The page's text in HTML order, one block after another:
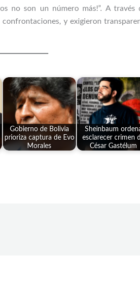
no son un número más!”. A
y exigieron
Gobierno de Bolivia
prioriza captura de Evo
Morales
Sheinbaum
esclarecer crimen
César Gastélum